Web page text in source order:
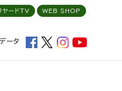
ータ
ヤードTV WEB SHOP